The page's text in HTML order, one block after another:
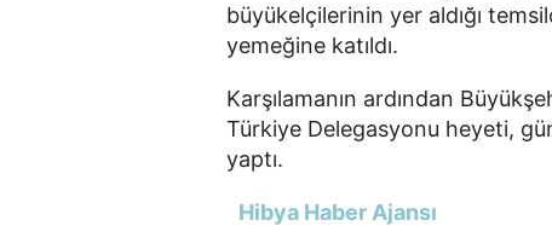
büyükelçilerinin yer aldığı
yemeğine katıldı.
Karşılamanın ardından
Türkiye Delegasyonu heyeti,
yaptı.
Hibya Haber Ajansı